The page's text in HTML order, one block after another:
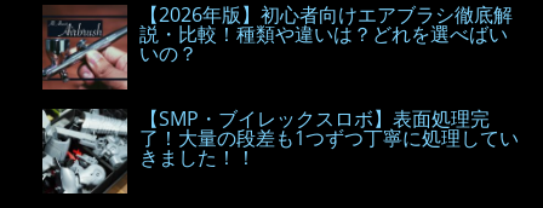
【2026年版】初心者向けエアブラシ徹底解
説・比較！種類や違いは？どれを選べばい
いの？
【SMP・ブイレックスロボ】表面処理完
了！大量の段差も1つずつ丁寧に処理してい
きました！！